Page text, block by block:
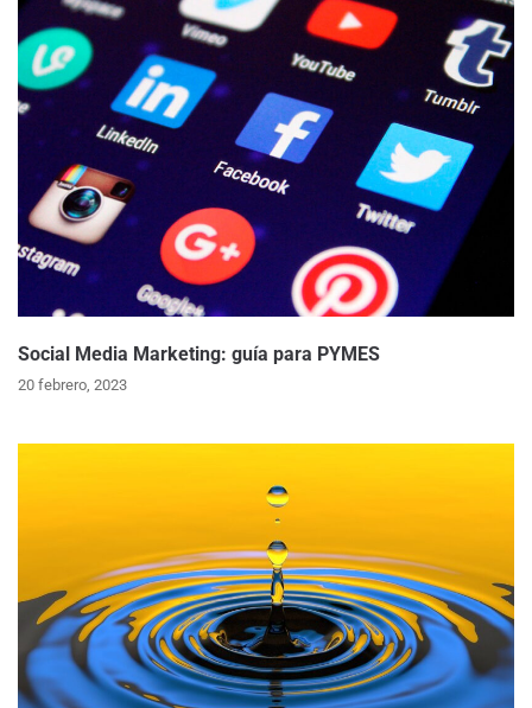
Social Media Marketing: guía para PYMES
20 febrero, 2023